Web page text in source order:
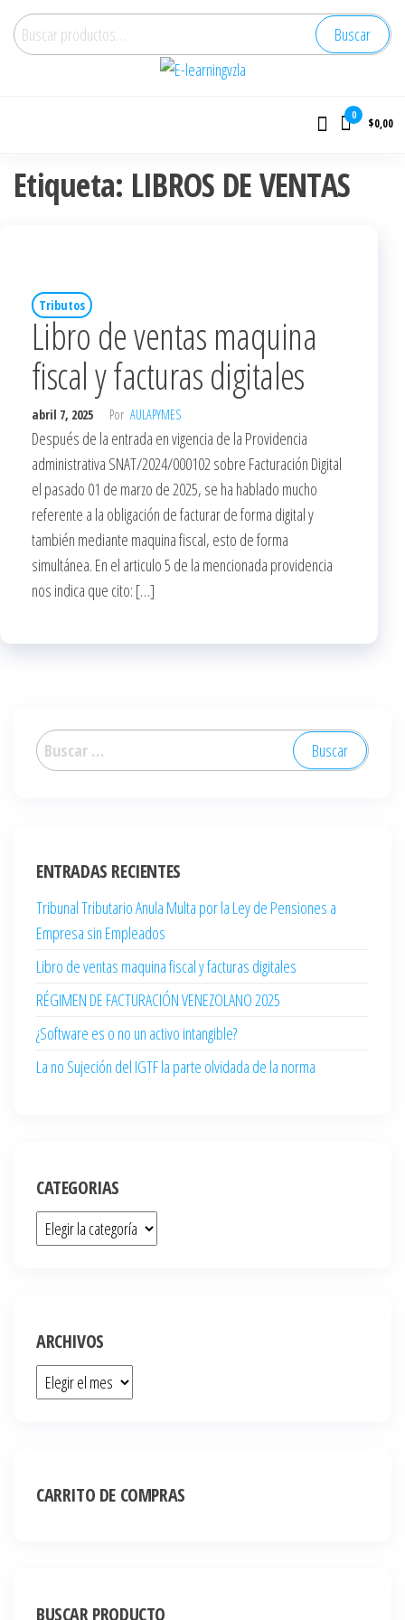
Buscar
0
$0,00
Etiqueta: LIBROS DE VENTAS
Tributos
Libro de ventas maquina
fiscal y facturas digitales
abril 7, 2025 Por AULAPYMES
Después de la entrada en vigencia de la Providencia
administrativa SNAT/2024/000102 sobre Facturación Digital
el pasado 01 de marzo de 2025, se ha hablado mucho
referente a la obligación de facturar de forma digital y
también mediante maquina fiscal, esto de forma
simultánea. En el articulo 5 de la mencionada providencia
nos indica que cito: […]
ENTRADAS RECIENTES
Tribunal Tributario Anula Multa por la Ley de Pensiones a
Empresa sin Empleados
Libro de ventas maquina fiscal y facturas digitales
RÉGIMEN DE FACTURACIÓN VENEZOLANO 2025
¿Software es o no un activo intangible?
La no Sujeción del IGTF la parte olvidada de la norma
CATEGORIAS
ARCHIVOS
CARRITO DE COMPRAS
BUSCAR PRODUCTO